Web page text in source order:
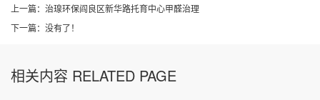
上一篇： 治瑔环保阎良区新华路托育中心甲醛治理
下一篇：没有了！
相关内容 RELATED PAGE